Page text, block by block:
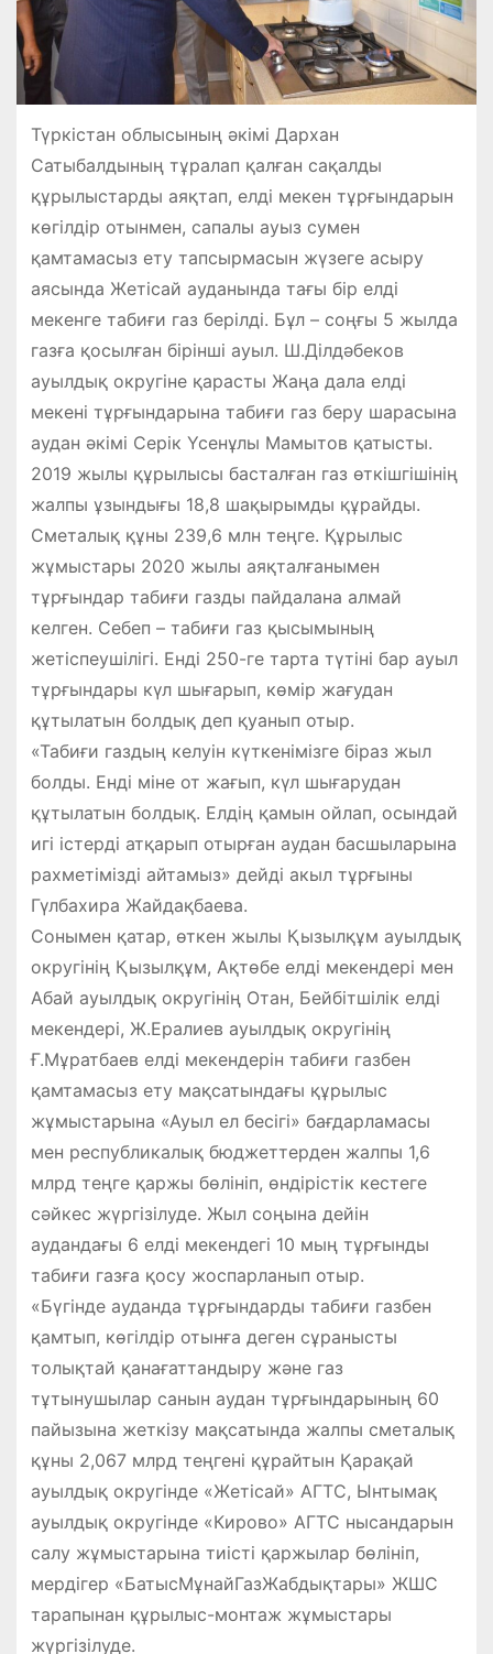
Түркістан облысының әкімі Дархан
Сатыбалдының тұралап қалған сақалды
құрылыстарды аяқтап, елді мекен тұрғындарын
көгілдір отынмен, сапалы ауыз сумен
қамтамасыз ету тапсырмасын жүзеге асыру
аясында Жетісай ауданында тағы бір елді
мекенге табиғи газ берілді. Бұл – соңғы 5 жылда
газға қосылған бірінші ауыл. Ш.Ділдәбеков
ауылдық округіне қарасты Жаңа дала елді
мекені тұрғындарына табиғи газ беру шарасына
аудан әкімі Серік Үсенұлы Мамытов қатысты.
2019 жылы құрылысы басталған газ өткішгішінің
жалпы ұзындығы 18,8 шақырымды құрайды.
Сметалық құны 239,6 млн теңге. Құрылыс
жұмыстары 2020 жылы аяқталғанымен
тұрғындар табиғи газды пайдалана алмай
келген. Себеп – табиғи газ қысымының
жетіспеушілігі. Енді 250-ге тарта түтіні бар ауыл
тұрғындары күл шығарып, көмір жағудан
құтылатын болдық деп қуанып отыр.
«Табиғи газдың келуін күткенімізге біраз жыл
болды. Енді міне от жағып, күл шығарудан
құтылатын болдық. Елдің қамын ойлап, осындай
игі істерді атқарып отырған аудан басшыларына
рахметімізді айтамыз» дейді акыл тұрғыны
Гүлбахира Жайдақбаева.
Сонымен қатар, өткен жылы Қызылқұм ауылдық
округінің Қызылқұм, Ақтөбе елді мекендері мен
Абай ауылдық округінің Отан, Бейбітшілік елді
мекендері, Ж.Ералиев ауылдық округінің
Ғ.Мұратбаев елді мекендерін табиғи газбен
қамтамасыз ету мақсатындағы құрылыс
жұмыстарына «Ауыл ел бесігі» бағдарламасы
мен республикалық бюджеттерден жалпы 1,6
млрд теңге қаржы бөлініп, өндірістік кестеге
сәйкес жүргізілуде. Жыл соңына дейін
аудандағы 6 елді мекендегі 10 мың тұрғынды
табиғи газға қосу жоспарланып отыр.
«Бүгінде ауданда тұрғындарды табиғи газбен
қамтып, көгілдір отынға деген сұранысты
толықтай қанағаттандыру және газ
тұтынушылар санын аудан тұрғындарының 60
пайызына жеткізу мақсатында жалпы сметалық
құны 2,067 млрд теңгені құрайтын Қарақай
ауылдық округінде «Жетісай» АГТС, Ынтымақ
ауылдық округінде «Кирово» АГТС нысандарын
салу жұмыстарына тиісті қаржылар бөлініп,
мердігер «БатысМұнайГазЖабдықтары» ЖШС
тарапынан құрылыс-монтаж жұмыстары
жүргізілуде.